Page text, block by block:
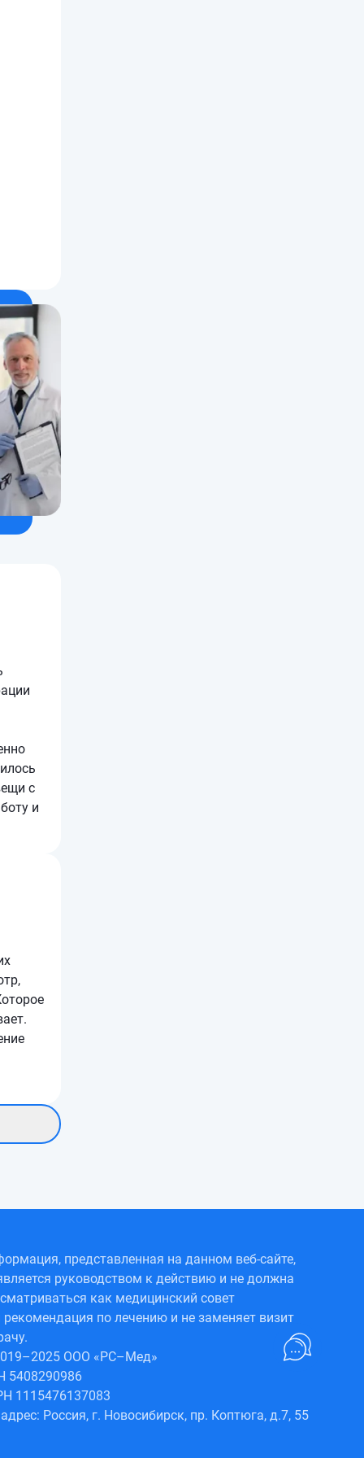
с
и
представленная на данном веб-сайте,
руководством к действию и не должна
как медицинский совет
рекомендация по лечению и не заменяет визит
ООО «РС–Мед»
5408290986
1115476137083
Россия, г. Новосибирск, пр. Коптюга, д.7, 55